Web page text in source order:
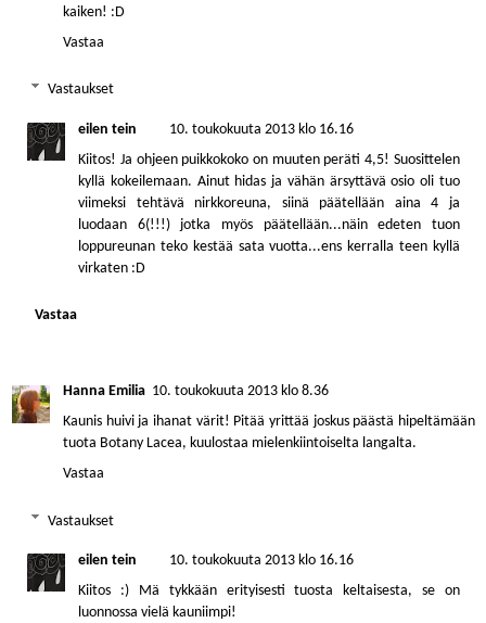
kaiken! :D
Vastaa
Vastaukset
eilen tein
10. toukokuuta 2013 klo 16.16
Kiitos! Ja ohjeen puikkokoko on muuten peräti 4,5! Suosittelen
kyllä kokeilemaan. Ainut hidas ja vähän ärsyttävä osio oli tuo
viimeksi tehtävä nirkkoreuna, siinä päätellään aina 4 ja
luodaan 6(!!!) jotka myös päätellään...näin edeten tuon
loppureunan teko kestää sata vuotta...ens kerralla teen kyllä
virkaten :D
Vastaa
Hanna Emilia 10. toukokuuta 2013 klo 8.36
Kaunis huivi ja ihanat värit! Pitää yrittää joskus päästä hipeltämään
tuota Botany Lacea, kuulostaa mielenkiintoiselta langalta.
Vastaa
Vastaukset
eilen tein
10. toukokuuta 2013 klo 16.16
Kiitos :) Mä tykkään erityisesti tuosta keltaisesta, se on
luonnossa vielä kauniimpi!